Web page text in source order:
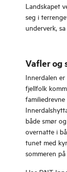
Landskapet
seg i
underverk,
Vafler og
Innerdalen
fjellfolk
både smør
overnatte i
tunet med
sommeren